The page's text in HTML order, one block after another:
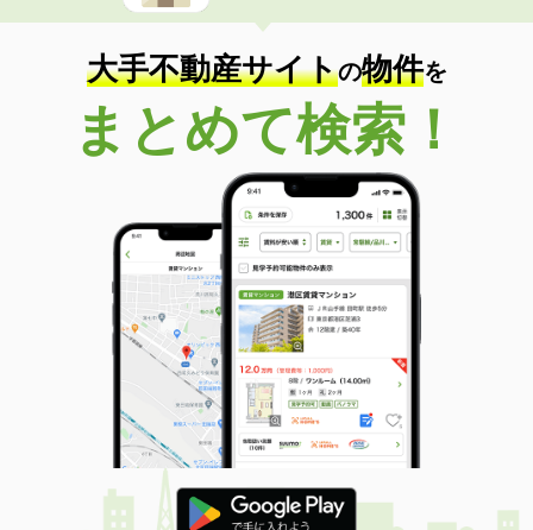
大手不動産サイトの物件を
まとめて検索！